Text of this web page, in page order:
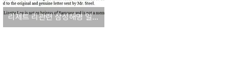
리제트 리관련 삼성해명 일부 거짓판명, 원본은 공항당국이 아니라 마약나른 전세기회사에 보내졌다